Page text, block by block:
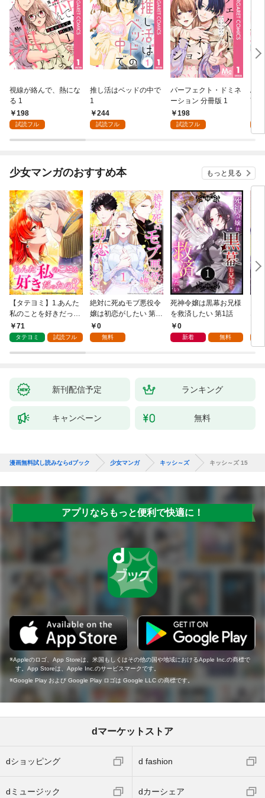
視線が絡んで、熱にな
る 1
198
試読フル
推し活はベッドの中で
1
244
試読フル
パーフェクト・ドミネ
ーション 分冊版 1
198
試読フル
ふ
言
少女マンガのおすすめ本 もっと見る
【タテヨミ】1.あんた
私のことを好きだった
の？
71
タテヨミ 試読フル
絶対に死ぬモブ悪役令
嬢は初恋がしたい 第1
話0
無料
死神令嬢は黒幕お兄様
を救済したい 第1話
0
新着 無料
な
新刊配信予定 ランキング
キャンペーン 無料
漫画無料試し読みならdブック 少女マンガ キッシ～ズ キッシ～ズ 15
アプリならもっと便利で快適に！
Appleのロゴ、App Storeは、米国もしくはその他の国や地域におけるApple Inc.の商標で
す。App Storeは、Apple Inc.のサービスマークです。
Google Play および Google Play ロゴは Google LLC の商標です。
dマーケットストア
dショッピング d fashion
dミュージック dカーシェア